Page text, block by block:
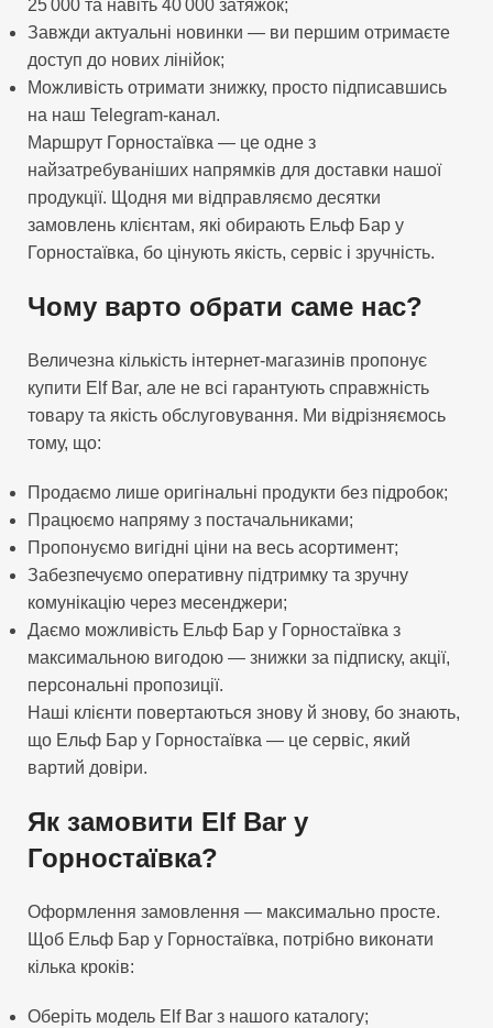
25 000 та навіть 40 000 затяжок;
Завжди актуальні новинки — ви першим отримаєте
доступ до нових лінійок;
Можливість отримати знижку, просто підписавшись
на наш Telegram-канал.
Маршрут Горностаївка — це одне з
найзатребуваніших напрямків для доставки нашої
продукції. Щодня ми відправляємо десятки
замовлень клієнтам, які обирають Ельф Бар у
Горностаївка, бо цінують якість, сервіс і зручність.
Чому варто обрати саме нас?
Величезна кількість інтернет-магазинів пропонує
купити Elf Bar, але не всі гарантують справжність
товару та якість обслуговування. Ми відрізняємось
тому, що:
Продаємо лише оригінальні продукти без підробок;
Працюємо напряму з постачальниками;
Пропонуємо вигідні ціни на весь асортимент;
Забезпечуємо оперативну підтримку та зручну
комунікацію через месенджери;
Даємо можливість Ельф Бар у Горностаївка з
максимальною вигодою — знижки за підписку, акції,
персональні пропозиції.
Наші клієнти повертаються знову й знову, бо знають,
що Ельф Бар у Горностаївка — це сервіс, який
вартий довіри.
Як замовити Elf Bar у
Горностаївка?
Оформлення замовлення — максимально просте.
Щоб Ельф Бар у Горностаївка, потрібно виконати
кілька кроків:
Оберіть модель Elf Bar з нашого каталогу;